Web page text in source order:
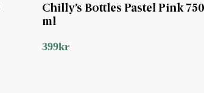
Chilly’s Bottles Pastel Pink 750
ml
399kr